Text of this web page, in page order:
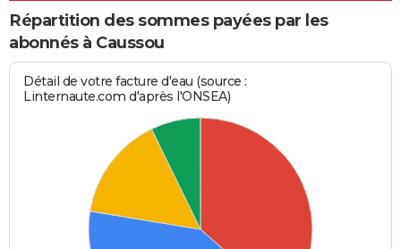
Répartition des sommes payées par les
abonnés à Caussou
Détail de votre facture d'eau (source :
Linternaute.com d'après l'ONSEA)